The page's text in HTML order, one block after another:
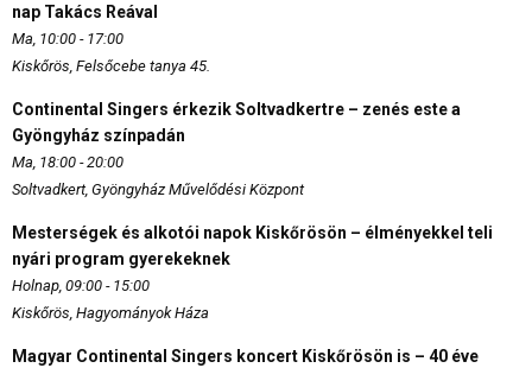
nap Takács Reával
Ma, 10:00 - 17:00
Kiskőrös, Felsőcebe tanya 45.
Continental Singers érkezik Soltvadkertre – zenés este a
Gyöngyház színpadán
Ma, 18:00 - 20:00
Soltvadkert, Gyöngyház Művelődési Központ
Mesterségek és alkotói napok Kiskőrösön – élményekkel teli
nyári program gyerekeknek
Holnap, 09:00 - 15:00
Kiskőrös, Hagyományok Háza
Magyar Continental Singers koncert Kiskőrösön is – 40 éve